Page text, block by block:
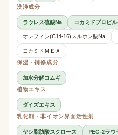
洗浄成分
ラウレス硫酸Na コカミドプロピ
オレフィン(C14-16)スルホン酸Na
コカミドＭＥＡ
保湿・補修成分
加水分解コムギ
植物エキス
ダイズエキス
乳化剤・非イオン界面活性剤
ヤシ脂肪酸スクロース PEG-2ラウ